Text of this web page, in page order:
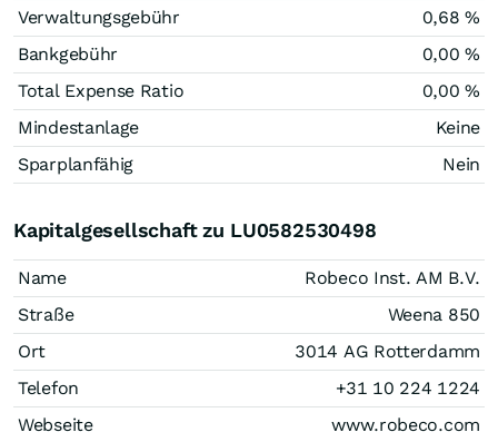
Verwaltungsgebühr
0,68 %
Bankgebühr
0,00 %
Total Expense Ratio
0,00 %
Mindestanlage
Keine
Sparplanfähig
Nein
Kapitalgesellschaft zu LU0582530498
Name
Robeco Inst. AM B.V.
Straße
Weena 850
Ort
3014 AG Rotterdamm
Telefon
+31 10 224 1224
Webseite
www.robeco.com